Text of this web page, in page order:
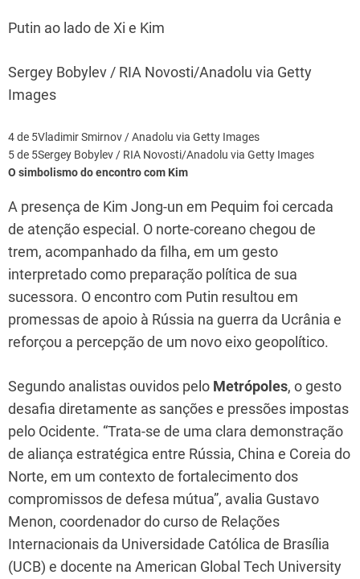
Putin ao lado de Xi e Kim
Sergey Bobylev / RIA Novosti/Anadolu via Getty
Images
4 de 5Vladimir Smirnov / Anadolu via Getty Images
5 de 5Sergey Bobylev / RIA Novosti/Anadolu via Getty Images
O simbolismo do encontro com Kim
A presença de Kim Jong-un em Pequim foi cercada
de atenção especial. O norte-coreano chegou de
trem, acompanhado da filha, em um gesto
interpretado como preparação política de sua
sucessora. O encontro com Putin resultou em
promessas de apoio à Rússia na guerra da Ucrânia e
reforçou a percepção de um novo eixo geopolítico.
Segundo analistas ouvidos pelo Metrópoles, o gesto
desafia diretamente as sanções e pressões impostas
pelo Ocidente. “Trata-se de uma clara demonstração
de aliança estratégica entre Rússia, China e Coreia do
Norte, em um contexto de fortalecimento dos
compromissos de defesa mútua”, avalia Gustavo
Menon, coordenador do curso de Relações
Internacionais da Universidade Católica de Brasília
(UCB) e docente na American Global Tech University